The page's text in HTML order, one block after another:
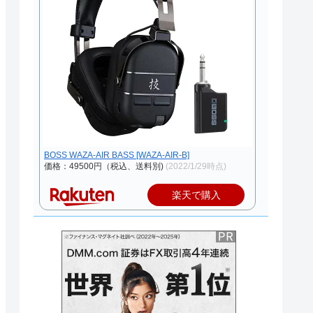
BOSS WAZA-AIR BASS [WAZA-AIR-B]
価格：49500円（税込、送料別) (2022/1/29時点)
楽天で購入